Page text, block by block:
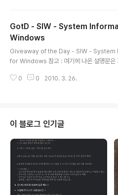
하나씩 정품 소프트웨어를 주는
홈페이지에서 2010년 3월 27일에
프로그램 설명 SysResources Manager(
매니저) 프로그램은 시스템 유틸리티 입니다.
은 CPU 사용량, 메모..
GotD - SIW - System
Windows
Giveaway of the Day - SIW - System
for Windows 참고 : 여기에 나온 설명문은
니다. 따라서 이 글을 이용할 때에는 크리에이
y of the Day 홈페이지에서 2010년 3월
m Information for Windows(시스템 인포
도, 줄여서 SIW)를 준다고 합니다. 프로그램
로그램은 시스템 등록정보와 설정의 자세한
0 0 2010. 3. 26.
이 블로그 인기글